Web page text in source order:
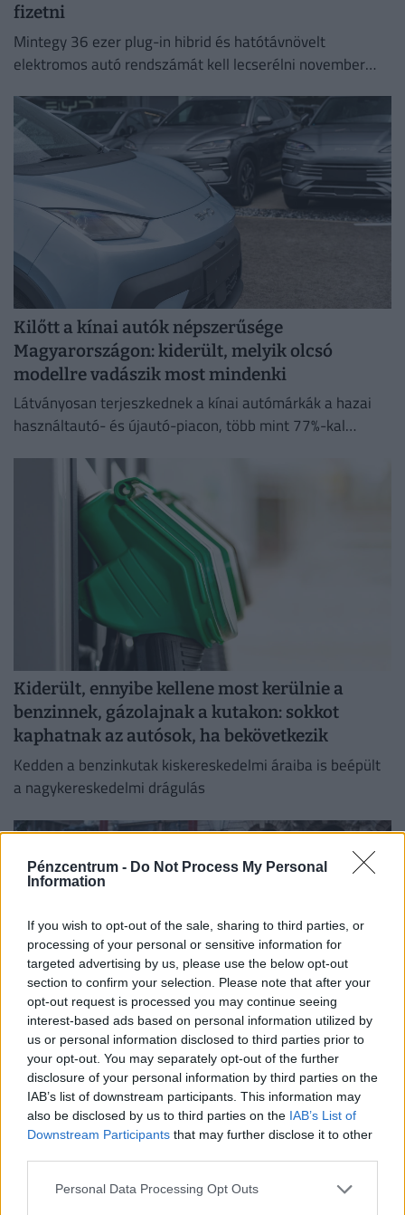
Pénzcentrum - Do Not Process My Personal
Information
If you wish to opt-out of the sale, sharing to third parties, or
processing of your personal or sensitive information for
targeted advertising by us, please use the below opt-out
section to confirm your selection. Please note that after your
opt-out request is processed you may continue seeing
interest-based ads based on personal information utilized by
us or personal information disclosed to third parties prior to
your opt-out. You may separately opt-out of the further
disclosure of your personal information by third parties on the
IAB’s list of downstream participants. This information may
also be disclosed by us to third parties on the IAB’s List of
Downstream Participants that may further disclose it to other
Personal Data Processing Opt Outs
fizetni
Mintegy 36 ezer plug-in hibrid és hatótávnövelt
elektromos autó rendszámát kell lecserélni november
Kilőtt a kínai autók népszerűsége
Magyarországon: kiderült, melyik olcsó
modellre vadászik most mindenki
Látványosan terjeszkednek a kínai autómárkák a hazai
használtautó- és újautó-piacon, több mint 77%-kal
tavalyhoz képest.
Kiderült, ennyibe kellene most kerülnie a
benzinnek, gázolajnak a kutakon: sokkot
kaphatnak az autósok, ha bekövetkezik
Kedden a benzinkutak kiskereskedelmi áraiba is beépült
a nagykereskedelmi drágulás
Kész, ennyi volt: szombattól mélyen a zsebükbe
kell nyúlniuk a budapesti utazóknak, ha taxiba
ülnek
Szombattól többet kell fizetni a budapesti taxizásért:
emelkedik az alapdíj, a kilométer- és a várakozási díj,